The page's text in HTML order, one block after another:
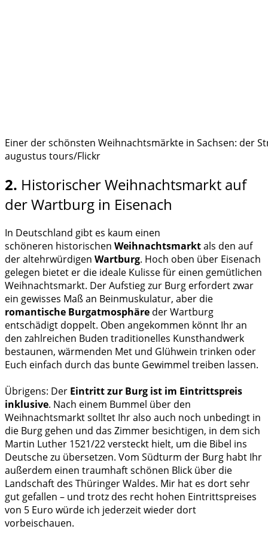
Einer der schönsten Weihnachtsmärkte in Sachsen: der
augustus tours/Flickr
2. Historischer Weihnachtsmarkt auf
der Wartburg in Eisenach
In Deutschland gibt es kaum einen
schöneren historischen Weihnachtsmarktals den auf
der altehrwürdigen Wartburg. Hoch oben über Eisenach
gelegen bietet er die ideale Kulisse für einen gemütlichen
Weihnachtsmarkt. Der Aufstieg zur Burg erfordert zwar
ein gewisses Maß an Beinmuskulatur, aber die
romantische Burgatmosphäre der Wartburg
entschädigt doppelt. Oben angekommen könnt Ihr an
den zahlreichen Buden traditionelles Kunsthandwerk
bestaunen, wärmenden Met und Glühwein trinken oder
Euch einfach durch das bunte Gewimmel treiben lassen.
Übrigens: Der Eintritt zur Burg ist im Eintrittspreis
inklusive. Nach einem Bummel über den
Weihnachtsmarkt solltet Ihr also auch noch unbedingt in
die Burg gehen und das Zimmer besichtigen, in dem sich
Martin Luther 1521/22 versteckt hielt, um die Bibel ins
Deutsche zu übersetzen. Vom Südturm der Burg habt Ihr
außerdem einen traumhaft schönen Blick über die
Landschaft des Thüringer Waldes. Mir hat es dort sehr
gut gefallen – und trotz des recht hohen Eintrittspreises
von 5 Euro würde ich jederzeit wieder dort
vorbeischauen.